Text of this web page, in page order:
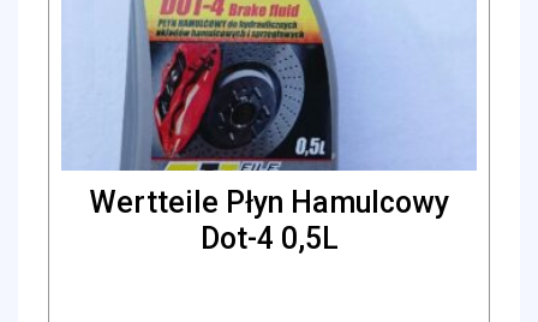
Wertteile Płyn Hamulcowy
Dot-4 0,5L